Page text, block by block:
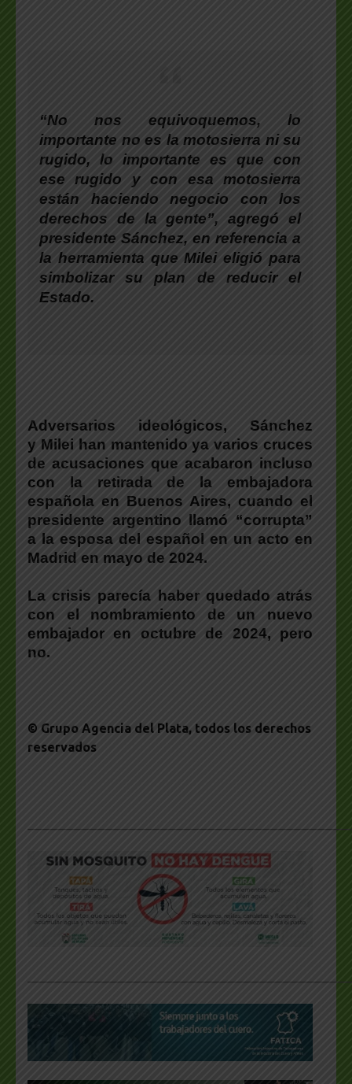
“No nos equivoquemos, lo
importante no es la motosierra ni su
rugido, lo importante es que con
ese rugido y con esa motosierra
están haciendo negocio con los
derechos de la gente”, agregó el
presidente Sánchez, en referencia a
la herramienta que Milei eligió para
simbolizar su plan de reducir el
Estado.
Adversarios ideológicos, Sánchez
y Milei han mantenido ya varios cruces
de acusaciones que acabaron incluso
con la retirada de la embajadora
española en Buenos Aires, cuando el
presidente argentino llamó “corrupta”
a la esposa del español en un acto en
Madrid en mayo de 2024.
La crisis parecía haber quedado atrás
con el nombramiento de un nuevo
embajador en octubre de 2024, pero
no.
© Grupo Agencia del Plata, todos los derechos
reservados